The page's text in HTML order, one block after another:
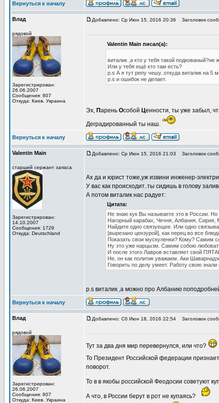
Вернуться к началу
Влад
рядовой
Зарегистрирован:
26.06.2007
Сообщения: 807
Откуда: Киев. Украина
Добавлено: Ср Июн 15, 2016 20:36 Заголовок
Valentin Main писал(а):
виталик ,а кто у тебя такой подкованый?не
Или у тебя ещё кто там есть?
p.s А я тут репу чешу..откуда виталик на 5
p.s и ошибок не делает.
Эх, Парень Особой Ценности, ты уже забыл,
Деградированный ты наш.
Вернуться к началу
Valentin Main
старший сержант запаса
Зарегистрирован:
14.10.2007
Сообщения: 1729
Откуда: Deutschland
Добавлено: Ср Июн 15, 2016 21:03 Заголовок
Ах да и юрист тоже,уж извини инженер-
У вас как происходит..ты сидишь в голову
А потом виталик нас радует:
Цитата:
Не знаю кук Вы называете это в России. Но
Нагорный карабах, Чечня, Албания, Сирия,
Найдите одно связуещее. Или одно
[вырезано цензурой], как перец во все
Показать свои мускуленки? Кому? Самим
Ну это уже нарцызм. Самим собою
И после этого Лавров вставляет свой
Не, он как политик уважаем. Аки
Говорить по делу умеет. Работу свою знали
p.s виталик ,а можно про Албанию
Вернуться к началу
Влад
рядовой
Зарегистрирован:
26.06.2007
Сообщения: 807
Откуда: Киев. Украина
Добавлено: Сб Июн 18, 2016 22:54 Заголовок
Тут за два дня мир перевернулся, или что?
То Президент Российской федерации
поворот.
То в в якобы российской Феодосии советуют
А что, в России берут в рот не купаясь?